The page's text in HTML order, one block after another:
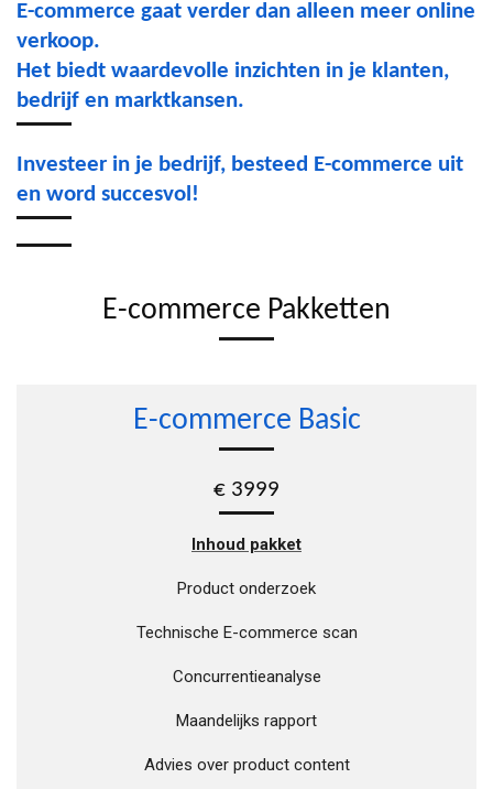
E-commerce gaat verder dan alleen meer online
verkoop.
Het biedt waardevolle inzichten in je klanten,
bedrijf en marktkansen.
Investeer in je bedrijf, besteed E-commerce uit
en word succesvol!
E-commerce Pakketten
E-commerce Basic
€ 3999
Inhoud pakket
Product onderzoek
Technische E-commerce scan
Concurrentieanalyse
Maandelijks rapport
Advies over product content